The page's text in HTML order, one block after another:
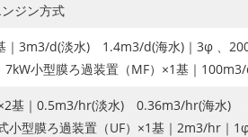
ジン方式
｜3m3/d(淡水) 1.4m3/d(海水)｜3φ 、
小型膜ろ過装置（MF）×1基｜
基｜0.5m3/hr(淡水) 0.36m3/hr(海水)
小型膜ろ過装置（UF）×1基｜2m3/hr｜